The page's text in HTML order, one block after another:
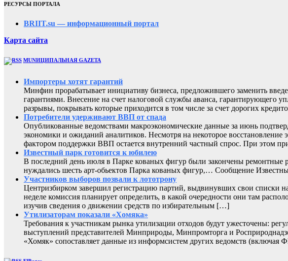
РЕСУРСЫ ПОРТАЛА
BRIIT.su — информационный портал
Карта сайта
MUNИЦИПАЛЬНАЯ GAZЕТА
Импортеры хотят гарантий
Минфин прорабатывает инициативу бизнеса, предложившего заменить
гарантиями. Внесение на счет налоговой службы аванса, гарантирующего
разрывы, покрывать которые приходится в том числе за счет дорогих
Потребители удерживают ВВП от спада
Опубликованные ведомствами макроэкономические данные за июнь
экономики и ожиданий аналитиков. Несмотря на некоторое восстановление
фактором поддержки ВВП остается внутренний частный спрос. При этом
Известный парк готовится к юбилею
В последний день июля в Парке кованых фигур были закончены ремонтные
нуждались шесть арт-обьектов Парка кованых фигур,… Сообщение
Участников выборов позвали к лототрону
Центризбирком завершил регистрацию партий, выдвинувших свои списки
неделе комиссия планирует определить, в какой очередности они там
изучив сведения о движении средств по избирательным […]
Утилизаторам показали «Хомяка»
Требования к участникам рынка утилизации отходов будут ужесточены:
выступлений представителей Минприроды, Минпромторга и
«Хомяк» сопоставляет данные из информсистем других ведомств